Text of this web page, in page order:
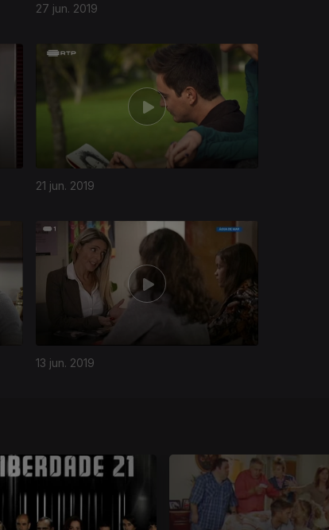
27 jun. 2019
21 jun. 2019
13 jun. 2019